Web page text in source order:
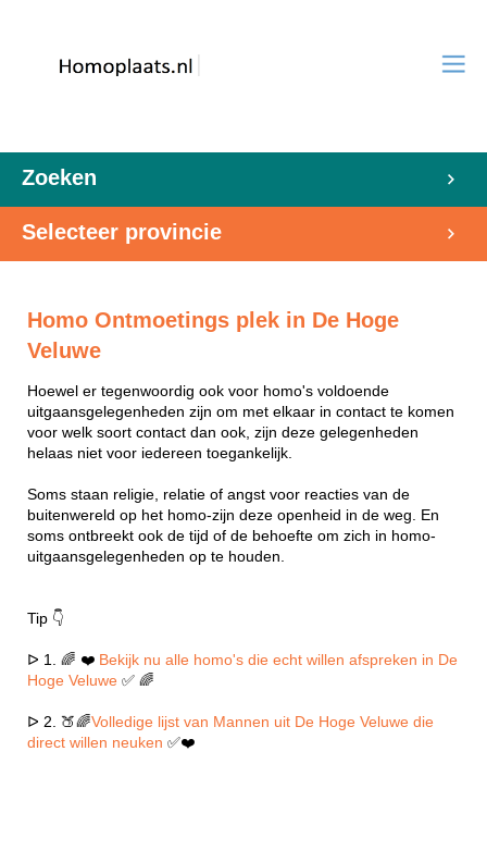
Zoeken
Selecteer provincie
Homo Ontmoetings plek in De Hoge
Veluwe
Hoewel er tegenwoordig ook voor homo's voldoende
uitgaansgelegenheden zijn om met elkaar in contact te komen
voor welk soort contact dan ook, zijn deze gelegenheden
helaas niet voor iedereen toegankelijk.
Soms staan religie, relatie of angst voor reacties van de
buitenwereld op het homo-zijn deze openheid in de weg. En
soms ontbreekt ook de tijd of de behoefte om zich in homo-
uitgaansgelegenheden op te houden.
Tip 👇
ᐅ 1. 🌈 ❤️ Bekijk nu alle homo's die echt willen afspreken in De
Hoge Veluwe ✅ 🌈
ᐅ 2. 🍑🌈Volledige lijst van Mannen uit De Hoge Veluwe die
direct willen neuken ✅❤️